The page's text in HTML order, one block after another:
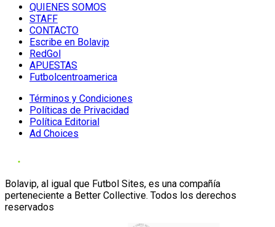
QUIENES SOMOS
STAFF
CONTACTO
Escribe en Bolavip
RedGol
APUESTAS
Futbolcentroamerica
Términos y Condiciones
Políticas de Privacidad
Política Editorial
Ad Choices
Bolavip, al igual que Futbol Sites, es una compañía
perteneciente a Better Collective. Todos los derechos
reservados